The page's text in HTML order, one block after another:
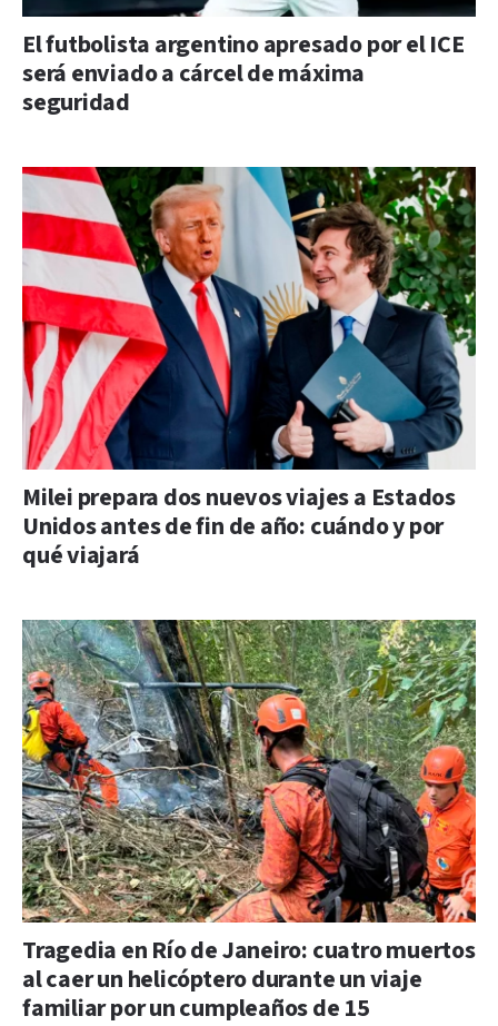
El futbolista argentino apresado por el ICE
será enviado a cárcel de máxima
seguridad
Milei prepara dos nuevos viajes a Estados
Unidos antes de fin de año: cuándo y por
qué viajará
Tragedia en Río de Janeiro: cuatro muertos
al caer un helicóptero durante un viaje
familiar por un cumpleaños de 15